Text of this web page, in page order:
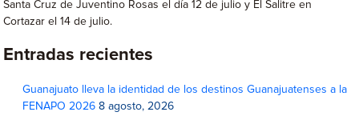
Santa Cruz de Juventino Rosas el día 12 de julio y El Salitre en
Cortazar el 14 de julio.
Entradas recientes
Guanajuato lleva la identidad de los destinos Guanajuatenses a la
FENAPO 2026 8 agosto, 2026